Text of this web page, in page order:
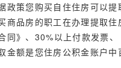
政策您购买自住住房可以提
商品房的职工在办理提取
同》、30%以上付款发票、
金额是您住房公积金账户中